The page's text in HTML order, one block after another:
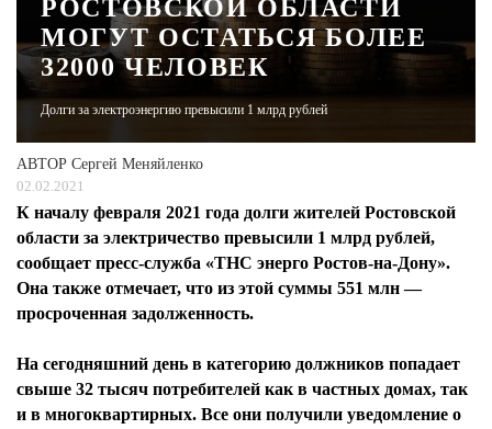
ЖУРНАЛ
РОСТОВСКОЙ ОБЛАСТИ
МОГУТ ОСТАТЬСЯ БОЛЕЕ
32000 ЧЕЛОВЕК
Долги за электроэнергию превысили 1 млрд рублей
АВТОР Сергей Меняйленко
02.02.2021
К началу февраля 2021 года долги жителей Ростовской
области за электричество превысили 1 млрд рублей,
сообщает пресс-служба «ТНС энерго Ростов-на-Дону».
Она также отмечает, что из этой суммы 551 млн —
просроченная задолженность.
На сегодняшний день в категорию должников попадает
свыше 32 тысяч потребителей как в частных домах, так
и в многоквартирных. Все они получили уведомление о